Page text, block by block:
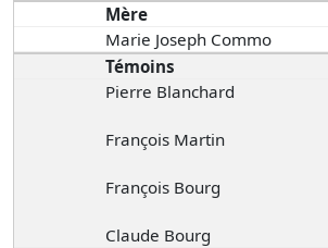
Mère
Marie Joseph Commo
Témoins
Pierre Blanchard
François Martin
François Bourg
Claude Bourg